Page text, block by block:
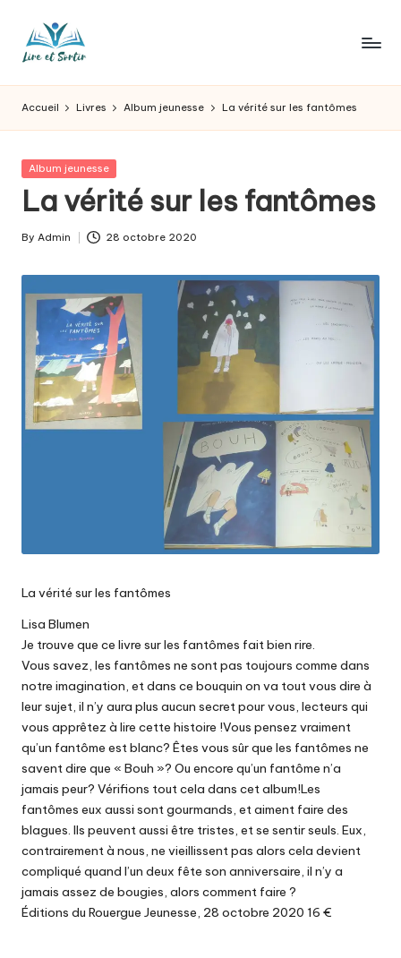
L
ir
e
e
t
s
o
r
ir
pour
les
goûts,
des
pour
les
jours.
Accueil Livres Album jeunesse La vérité sur les fantômes
Posted
Album jeunesse
La vérité sur les fantômes
Posted
By Admin 28 octobre 2020
La vérité sur les fantômes
Lisa Blumen
Je trouve que ce livre sur les fantômes fait bien rire.
Vous savez, les fantômes ne sont pas toujours comme dans
notre imagination, et dans ce bouquin on va tout vous dire à
leur sujet, il n’y aura plus aucun secret pour vous, lecteurs qui
vous apprêtez à lire cette histoire !Vous pensez vraiment
qu’un fantôme est blanc? Êtes vous sûr que les fantômes ne
savent dire que « Bouh »? Ou encore qu’un fantôme n’a
jamais peur? Vérifions tout cela dans cet album!Les
fantômes eux aussi sont gourmands, et aiment faire des
blagues. Ils peuvent aussi être tristes, et se sentir seuls. Eux,
contrairement à nous, ne vieillissent pas alors cela devient
compliqué quand l’un deux fête son anniversaire, il n’y a
jamais assez de bougies, alors comment faire ?
Éditions du Rouergue Jeunesse, 28 octobre 2020 16 €